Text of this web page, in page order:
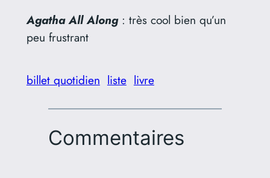
Agatha All Along: très cool bien qu’un
peu frustrant
billet quotidien liste livre
Commentaires